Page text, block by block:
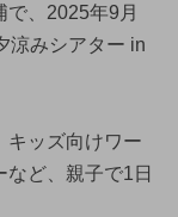
、2025年9月
涼みシアター in
キッズ向けワー
ど、親子で1日